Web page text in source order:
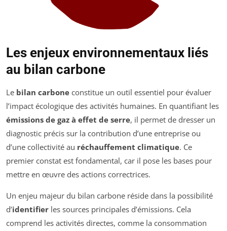
Les enjeux environnementaux liés
au bilan carbone
Le bilan carbone constitue un outil essentiel pour évaluer
l’impact écologique des activités humaines. En quantifiant les
émissions de gaz à effet de serre, il permet de dresser un
diagnostic précis sur la contribution d’une entreprise ou
d’une collectivité au réchauffement climatique. Ce
premier constat est fondamental, car il pose les bases pour
mettre en œuvre des actions correctrices.
Un enjeu majeur du bilan carbone réside dans la possibilité
d’identifier les sources principales d’émissions. Cela
comprend les activités directes, comme la consommation